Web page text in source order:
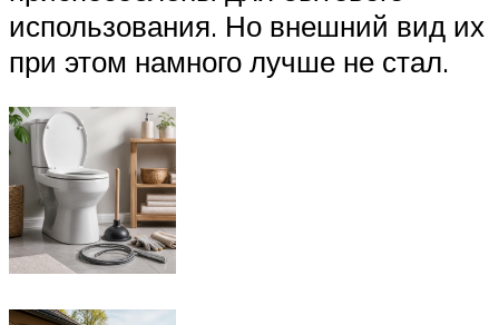
использования. Но внешний вид их
при этом намного лучше не стал.